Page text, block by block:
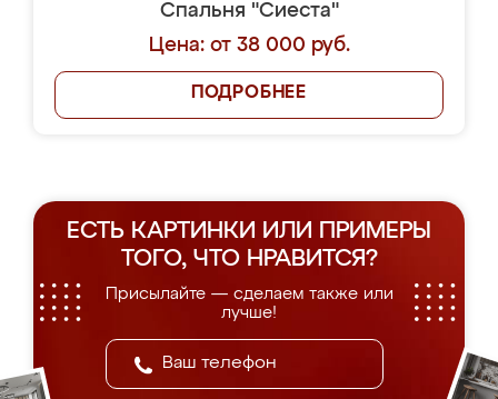
Спальня "Сиеста"
Цена: от 38 000 руб.
ПОДРОБНЕЕ
ЕСТЬ КАРТИНКИ ИЛИ ПРИМЕРЫ
ТОГО, ЧТО НРАВИТСЯ?
Присылайте — сделаем также или
лучше!